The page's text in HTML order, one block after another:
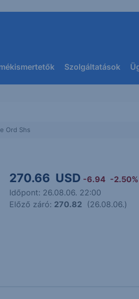
Szolgáltatások
Ord Shs
270.66 USD -6.94 -2.50%
Időpont: 26.08.06. 22:00
Előző záró: 270.82 (26.08.06.)